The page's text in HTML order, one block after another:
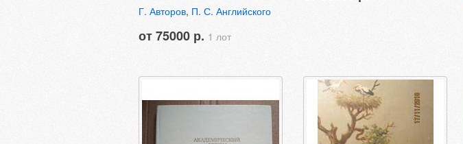
Г. Авторов, П. С. Английского
от 75000 р. 1 лот